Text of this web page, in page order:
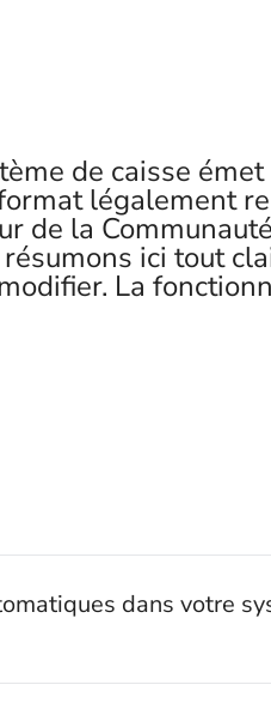
de caisse
légalement
de la
ici tout
La
dans votre